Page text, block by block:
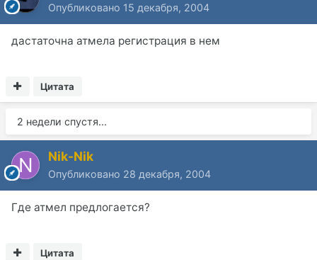
Опубликовано 15 декабря, 2004
дастаточна атмела регистрация в нем
Цитата
2 недели спустя...
Nik-Nik
Опубликовано 28 декабря, 2004
Где атмел предлогается?
Цитата